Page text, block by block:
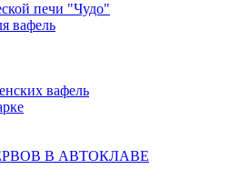
печи "Чудо"
вафель
вафель
В АВТОКЛАВЕ